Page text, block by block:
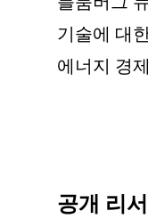
기술에 대
에너지 경
공개 리